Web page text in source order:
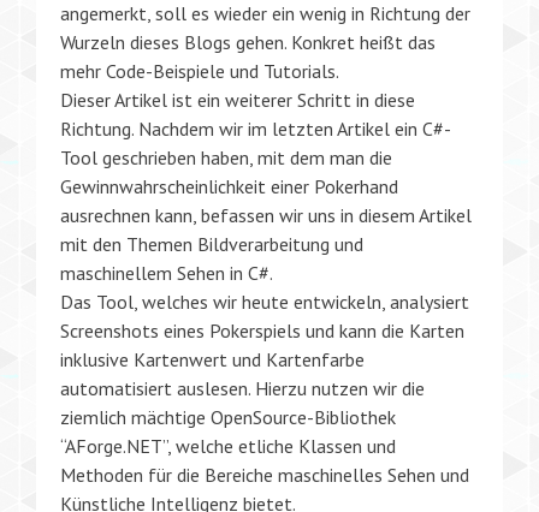
angemerkt, soll es wieder ein wenig in Richtung der
Wurzeln dieses Blogs gehen. Konkret heißt das
mehr Code-Beispiele und Tutorials.
Dieser Artikel ist ein weiterer Schritt in diese
Richtung. Nachdem wir im letzten Artikel ein C#-
Tool geschrieben haben, mit dem man die
Gewinnwahrscheinlichkeit einer Pokerhand
ausrechnen kann, befassen wir uns in diesem Artikel
mit den Themen Bildverarbeitung und
maschinellem Sehen in C#.
Das Tool, welches wir heute entwickeln, analysiert
Screenshots eines Pokerspiels und kann die Karten
inklusive Kartenwert und Kartenfarbe
automatisiert auslesen. Hierzu nutzen wir die
ziemlich mächtige OpenSource-Bibliothek
“AForge.NET”, welche etliche Klassen und
Methoden für die Bereiche maschinelles Sehen und
Künstliche Intelligenz bietet.